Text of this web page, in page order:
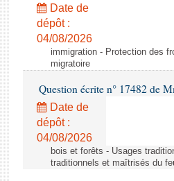
Date de
dépôt :
04/08/2026
immigration - Protection des
migratoire
Question écrite n° 17482 de
Date de
dépôt :
04/08/2026
bois et forêts - Usages
traditionnels et maîtrisés du